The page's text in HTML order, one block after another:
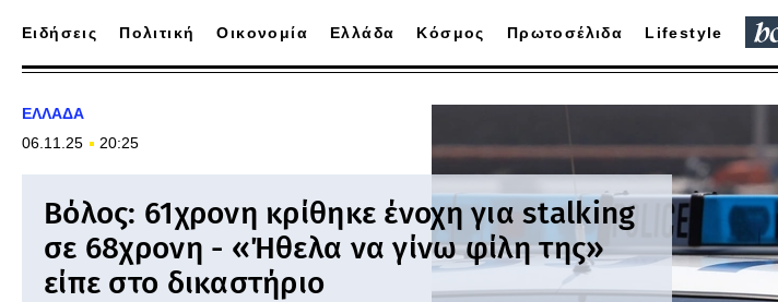
Ειδήσεις Πολιτική Οικονομία Ελλάδα Κόσμος Πρωτοσέλιδα Lifestyle
ΕΛΛΑΔΑ
06.11.25
20:25
Βόλος: 61χρονη κρίθηκε ένοχη για stalking
σε 68χρονη - «Ήθελα να γίνω φίλη της»
είπε στο δικαστήριο